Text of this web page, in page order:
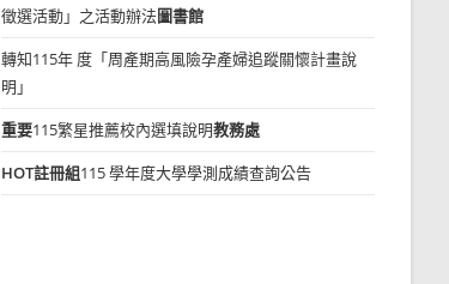
徵選活動」之活動辦法圖書館
轉知115年 度「周產期高風險孕產婦追蹤關懷計畫說
明」
重要115繁星推薦校內選填說明教務處
HOT註冊組115 學年度大學學測成績查詢公告